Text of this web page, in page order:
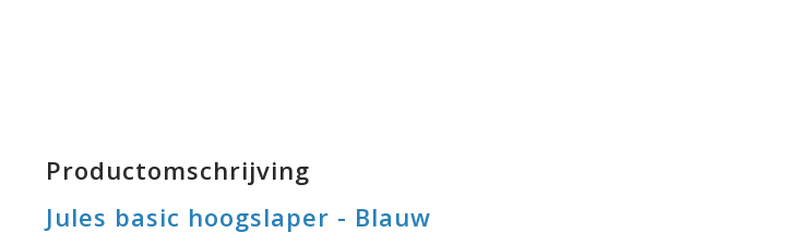
Productomschrijving
Jules basic hoogslaper - Blauw